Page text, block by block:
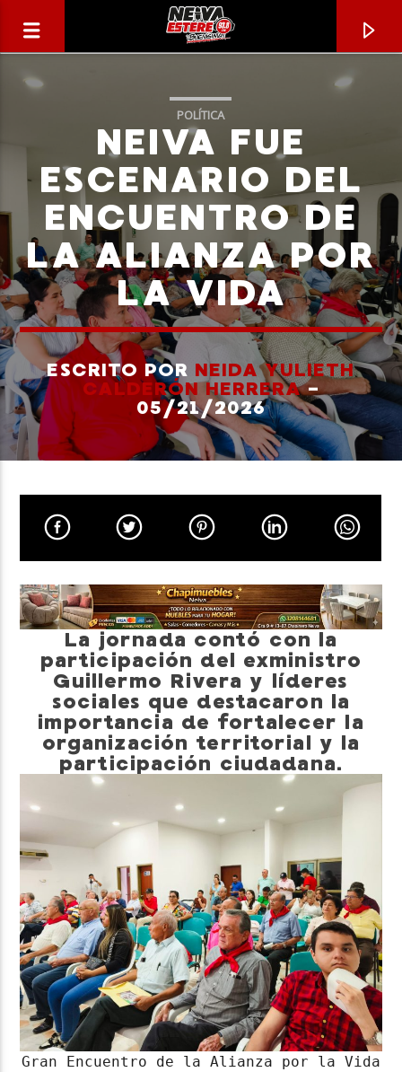
CANCIÓN ACTUAL
TÍTULO
ARTISTA
Neiva Estereo
POLÍTICA
NEIVA FUE
ESCENARIO DEL
ENCUENTRO DE
LA ALIANZA POR
LA VIDA
ESCRITO POR NEIDA YULIETH
CALDERÓN HERRERA-
05/21/2026
La jornada contó con la
participación del exministro
Guillermo Rivera y líderes
sociales que destacaron la
importancia de fortalecer la
organización territorial y la
participación ciudadana.
Gran Encuentro de la Alianza por la Vida